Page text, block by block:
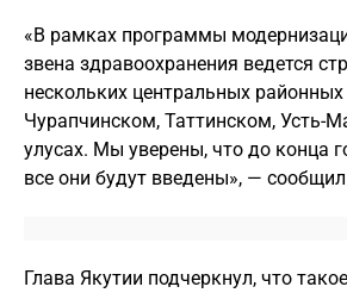
«В рамках программы
звена здравоохранения ведется
нескольких центральных
Чурапчинском, Таттинском, Усть-
улусах. Мы уверены, что до конца
все они будут введены», —
Глава Якутии подчеркнул, что